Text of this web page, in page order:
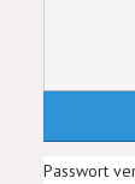
Passwort